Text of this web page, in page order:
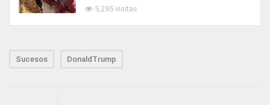
5,295 visitas
Sucesos DonaldTrump